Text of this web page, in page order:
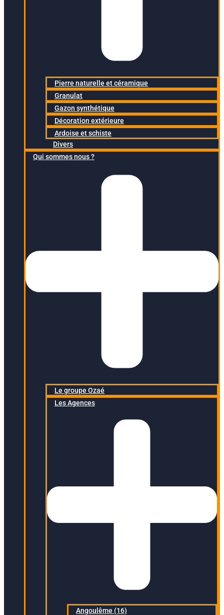
Pierre naturelle et céramique
Granulat
Gazon synthétique
Décoration extérieure
Ardoise et schiste
Divers
Qui sommes nous ?
Le groupe Ozaé
Les Agences
Angoulême (16)